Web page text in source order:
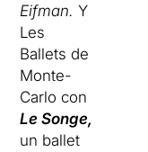
Eifman. Y
Les
Ballets de
Monte-
Carlo con
Le Songe,
un ballet